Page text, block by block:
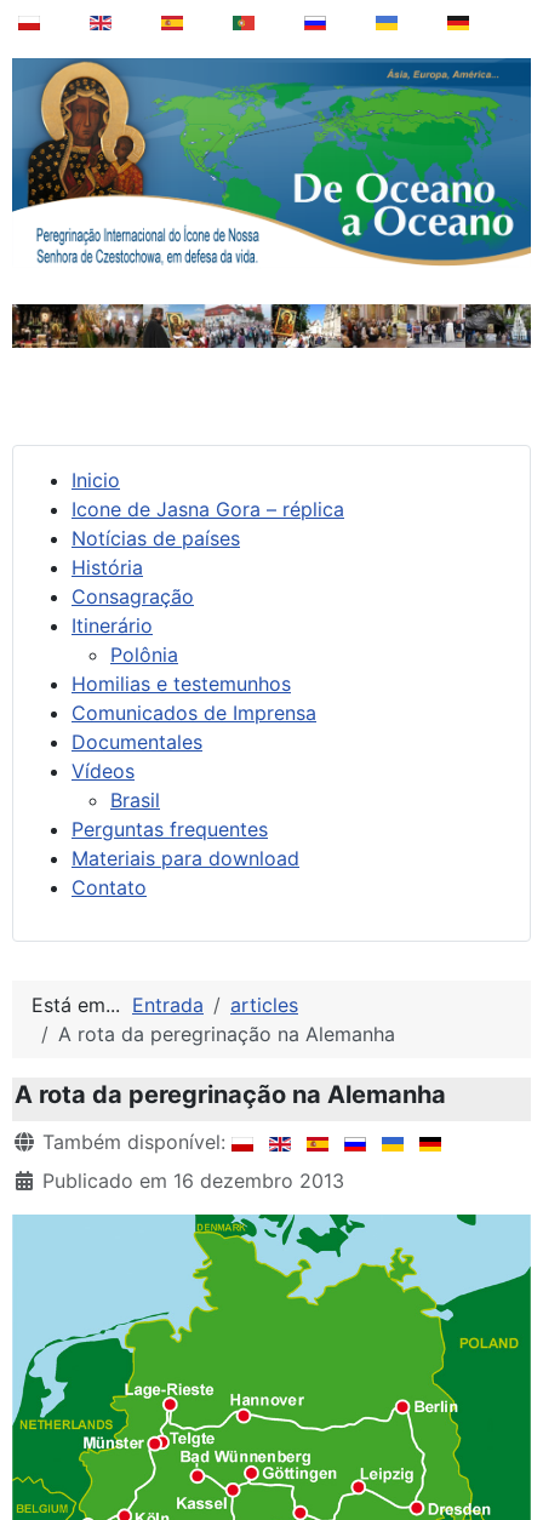
Inicio
Icone de Jasna Gora – réplica
Notícias de países
História
Consagração
Itinerário
Polônia
Homilias e testemunhos
Comunicados de Imprensa
Documentales
Vídeos
Brasil
Perguntas frequentes
Materiais para download
Contato
Está em... Entrada
articles
A rota da peregrinação na Alemanha
A rota da peregrinação na Alemanha
Detalhes
Também disponível:
Publicado em 16 dezembro 2013